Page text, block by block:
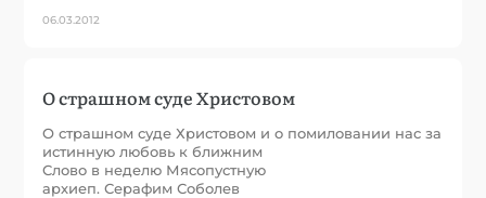
06.03.2012
О страшном суде Христовом
О страшном суде Христовом и о помиловании нас за
истинную любовь к ближним
Слово в неделю Мясопустную
архиеп. Серафим Соболев